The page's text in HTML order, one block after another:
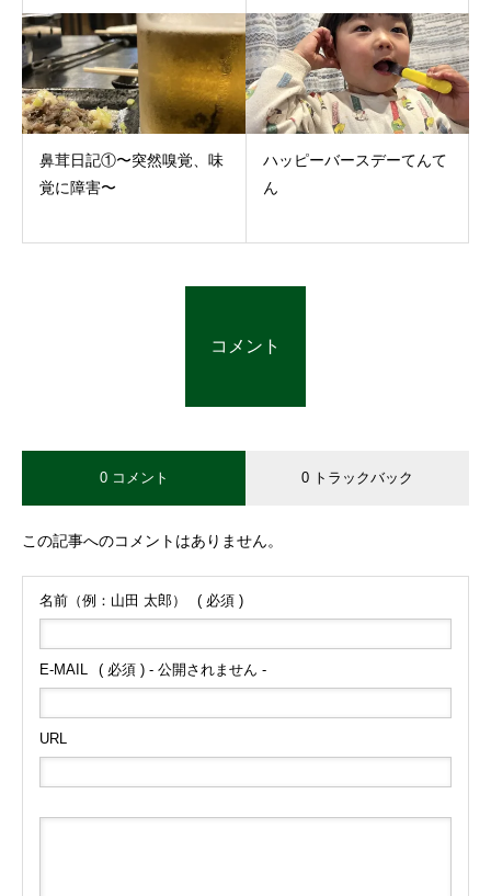
鼻茸日記①〜突然嗅覚、味
覚に障害〜
ハッピーバースデーてんて
ん
コメント
0 コメント 0 トラックバック
この記事へのコメントはありません。
名前（例：山田 太郎） ( 必須 )
E-MAIL ( 必須 ) - 公開されません -
URL